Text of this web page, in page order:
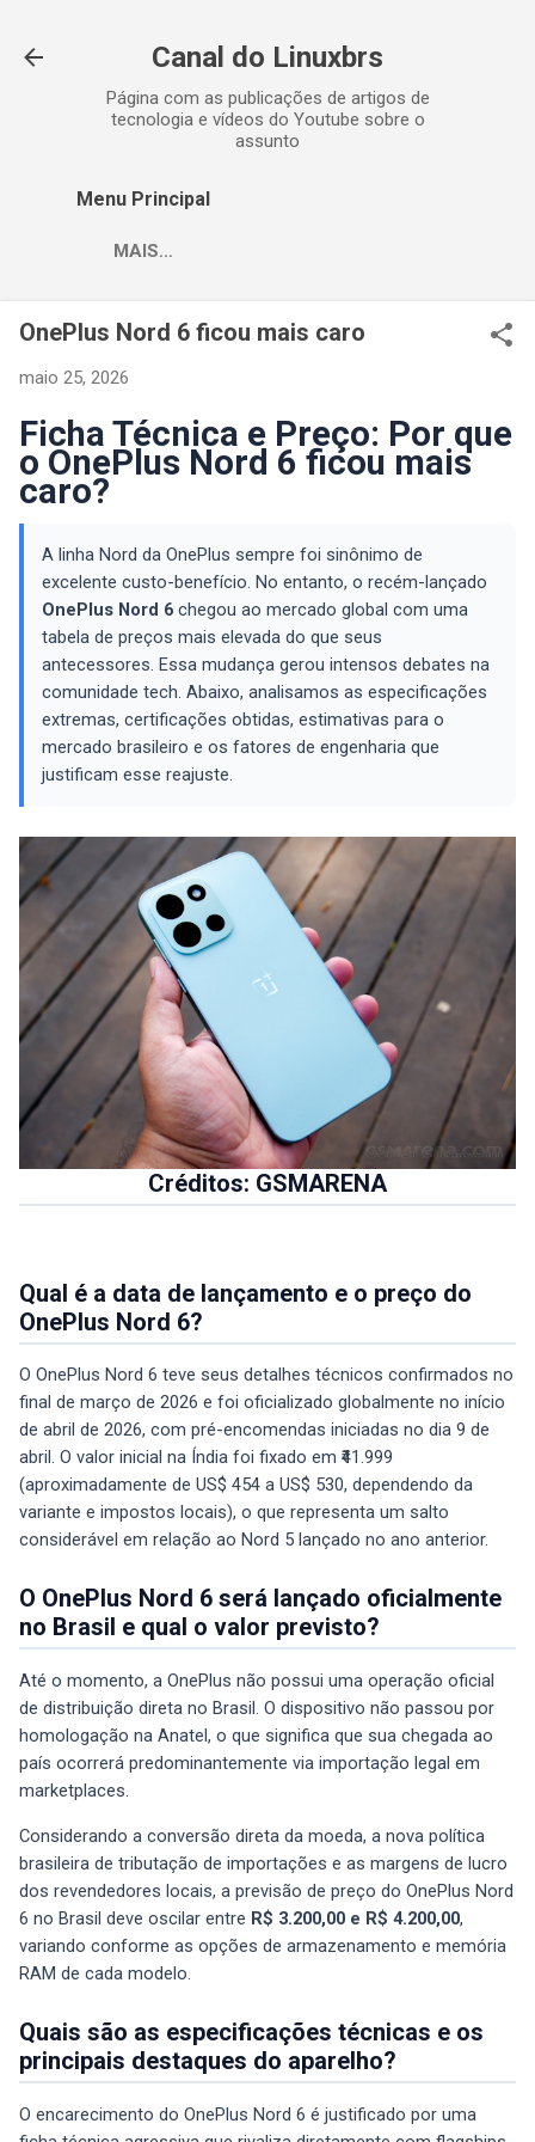
Canal do Linuxbrs
Página com as publicações de artigos de
tecnologia e vídeos do Youtube sobre o
assunto
Menu Principal
MAIS…
OnePlus Nord 6 ficou mais caro
maio 25, 2026
Ficha Técnica e Preço: Por que
o OnePlus Nord 6 ficou mais
caro?
A linha Nord da OnePlus sempre foi sinônimo de
excelente custo-benefício. No entanto, o recém-lançado
OnePlus Nord 6 chegou ao mercado global com uma
tabela de preços mais elevada do que seus
antecessores. Essa mudança gerou intensos debates na
comunidade tech. Abaixo, analisamos as especificações
extremas, certificações obtidas, estimativas para o
mercado brasileiro e os fatores de engenharia que
justificam esse reajuste.
Créditos: GSMARENA
Qual é a data de lançamento e o preço do
OnePlus Nord 6?
O OnePlus Nord 6 teve seus detalhes técnicos confirmados no
final de março de 2026 e foi oficializado globalmente no início
de abril de 2026, com pré-encomendas iniciadas no dia 9 de
abril. O valor inicial na Índia foi fixado em ₹41.999
(aproximadamente de US$ 454 a US$ 530, dependendo da
variante e impostos locais), o que representa um salto
considerável em relação ao Nord 5 lançado no ano anterior.
O OnePlus Nord 6 será lançado oficialmente
no Brasil e qual o valor previsto?
Até o momento, a OnePlus não possui uma operação oficial
de distribuição direta no Brasil. O dispositivo não passou por
homologação na Anatel, o que significa que sua chegada ao
país ocorrerá predominantemente via importação legal em
marketplaces.
Considerando a conversão direta da moeda, a nova política
brasileira de tributação de importações e as margens de lucro
dos revendedores locais, a previsão de preço do OnePlus Nord
6 no Brasil deve oscilar entre R$ 3.200,00 e R$ 4.200,00,
variando conforme as opções de armazenamento e memória
RAM de cada modelo.
Quais são as especificações técnicas e os
principais destaques do aparelho?
O encarecimento do OnePlus Nord 6 é justificado por uma